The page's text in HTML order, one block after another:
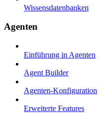
Wissensdatenbanken
Agenten
Einführung in Agenten
Agent Builder
Agenten-Konfiguration
Erweiterte Features